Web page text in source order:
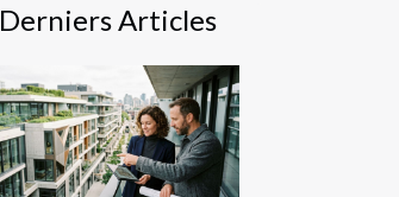
Derniers Articles